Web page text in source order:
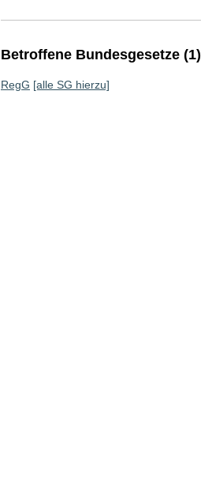
Betroffene Bundesgesetze (1)
RegG [alle SG hierzu]